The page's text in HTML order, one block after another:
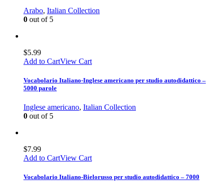
Arabo, Italian Collection
0 out of 5
$5.99
Add to CartView Cart
Vocabolario Italiano-Inglese americano per studio autodidattico –
5000 parole
Inglese americano, Italian Collection
0 out of 5
$7.99
Add to CartView Cart
Vocabolario Italiano-Bielorusso per studio autodidattico – 7000